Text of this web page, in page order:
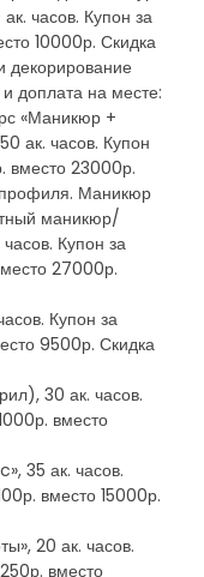
часов. Купон за
10000р. Скидка
декорирование
и доплата на месте:
«Маникюр +
ак. часов. Купон
вместо 23000р.
Маникюр
маникюр/
Купон за
27000р.
Купон за
9500р. Скидка
30 ак. часов.
вместо
35 ак. часов.
вместо 15000р.
20 ак. часов.
вместо